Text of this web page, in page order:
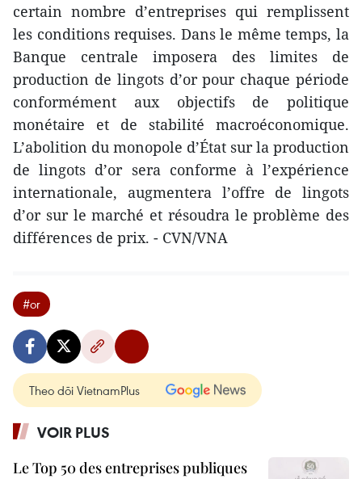
certain nombre d’entreprises qui remplissent
les conditions requises. Dans le même temps, la
Banque centrale imposera des limites de
production de lingots d’or pour chaque période
conformément aux objectifs de politique
monétaire et de stabilité macroéconomique.
L’abolition du monopole d’État sur la production
de lingots d’or sera conforme à l’expérience
internationale, augmentera l’offre de lingots
d’or sur le marché et résoudra le problème des
différences de prix. - CVN/VNA
#or
Theo dõi VietnamPlus
VOIR PLUS
Le Top 50 des entreprises publiques